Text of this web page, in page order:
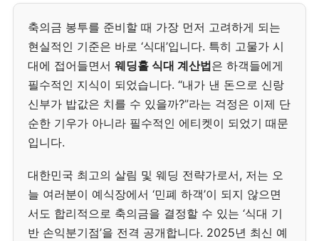
축의금 봉투를 준비할 때 가장 먼저 고려하게 되는
현실적인 기준은 바로 ‘식대’입니다. 특히 고물가 시
대에 접어들면서 웨딩홀 식대 계산법은 하객들에게
필수적인 지식이 되었습니다. “내가 낸 돈으로 신랑
신부가 밥값은 치를 수 있을까?”라는 걱정은 이제 단
순한 기우가 아니라 필수적인 에티켓이 되었기 때문
입니다.
대한민국 최고의 살림 및 웨딩 전략가로서, 저는 오
늘 여러분이 예식장에서 ‘민폐 하객’이 되지 않으면
서도 합리적으로 축의금을 결정할 수 있는 ‘식대 기
반 손익분기점’을 전격 공개합니다. 2025년 최신 예